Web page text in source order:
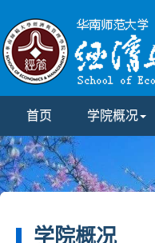
首页 学院概况
学院概况